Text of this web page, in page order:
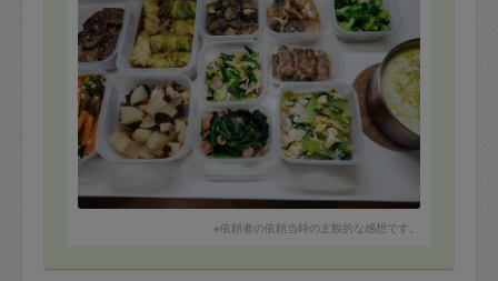
またぜひおねがいします！
※依頼者の依頼当時の主観的な感想です。